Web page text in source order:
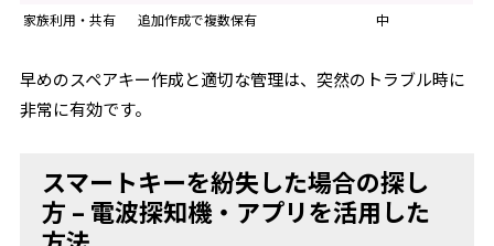
家族利用・共有
追加作成で複数保有 中
早めのスペアキー作成と適切な管理は、突然のトラブル時に
非常に有効です。
スマートキーを紛失した場合の探し
方 – 電波探知機・アプリを活用した